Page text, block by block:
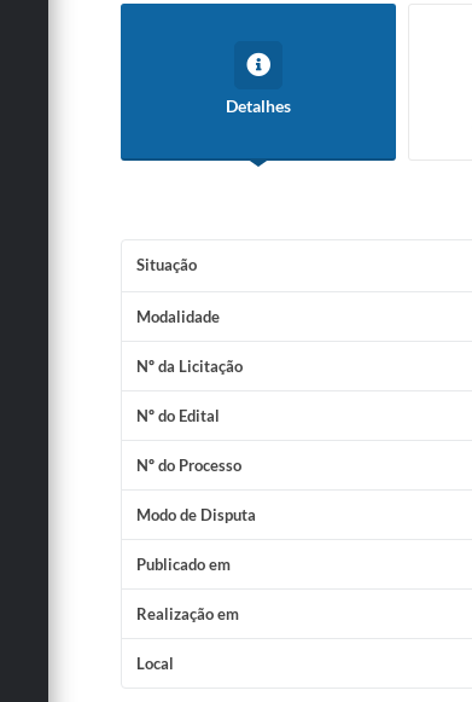
Detalhes
Situação
Modalidade
Nº da Licitação
Nº do Edital
Nº do Processo
Modo de Disputa
Publicado em
Realização em
Local